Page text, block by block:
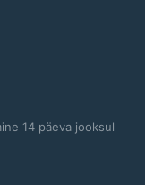
14 päeva jooksul